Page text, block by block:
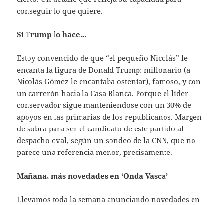
conseguir lo que quiere.
Si Trump lo hace…
Estoy convencido de que “el pequeño Nicolás” le
encanta la figura de Donald Trump: millonario (a
Nicolás Gómez le encantaba ostentar), famoso, y con
un carrerón hacia la Casa Blanca. Porque el líder
conservador sigue manteniéndose con un 30% de
apoyos en las primarias de los republicanos. Margen
de sobra para ser el candidato de este partido al
despacho oval, según un sondeo de la CNN, que no
parece una referencia menor, precisamente.
Mañana, más novedades en ‘Onda Vasca’
Llevamos toda la semana anunciando novedades en